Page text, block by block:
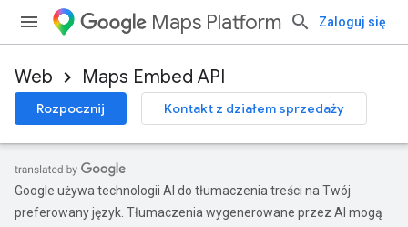
Maps Platform Zaloguj się
Web Maps Embed API
Rozpocznij Kontakt z działem sprzedaży
Google używa technologii AI do tłumaczenia treści na Twój
preferowany język. Tłumaczenia wygenerowane przez AI mogą